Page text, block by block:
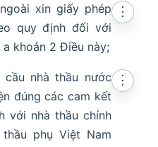
xin giấy phép
quy định đối với
khoản 2 Điều này;
⋮
nhà thầu nước
đúng các cam kết
với nhà thầu chính
phụ Việt Nam
⋮